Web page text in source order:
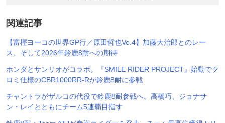
関連記事
【富樫ヨーコの世界GP行／原田哲也Vo.4】加藤大治郎とのレー
ス、そして2026年鈴鹿8耐への期待
ホンダとサンリオがコラボ。『SMILE RIDER PROJECT』始動でク
ロミ仕様のCBR1000RR-Rが鈴鹿8耐に参戦
チャントラがザルコの代役で鈴鹿8耐参戦へ。高橋巧、ジョナサ
ン・レイとともにチーム5連覇目指す